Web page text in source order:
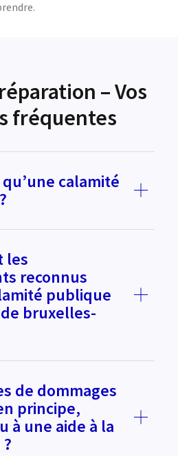
– Vos
fréquentes
qu’une calamité
les
reconnus
publique
bruxelles-
de dommages
principe,
à une aide à la